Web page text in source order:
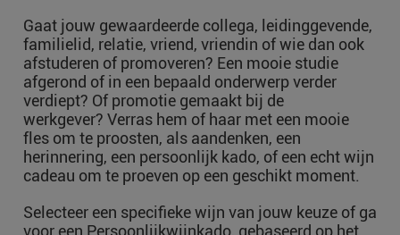
Gaat jouw gewaardeerde collega, leidinggevende,
familielid, relatie, vriend, vriendin of wie dan ook
afstuderen of promoveren? Een mooie studie
afgerond of in een bepaald onderwerp verder
verdiept? Of promotie gemaakt bij de
werkgever? Verras hem of haar met een mooie
fles om te proosten, als aandenken, een
herinnering, een persoonlijk kado, of een echt wijn
cadeau om te proeven op een geschikt moment.
Selecteer een specifieke wijn van jouw keuze of ga